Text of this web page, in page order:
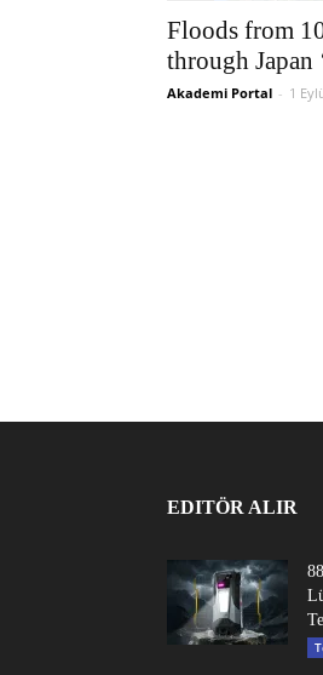
Floods from
through Japan
Akademi Portal - 1
EDITÖR ALIR